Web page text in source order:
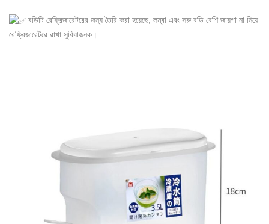
বডিটি রেফ্রিজারেটরের জন্য তৈরি করা হয়েছে, লম্বা এবং সরু বডি বেশি জায়গা না নিয়ে
রেফ্রিজারেটরে রাখা সুবিধাজনক।